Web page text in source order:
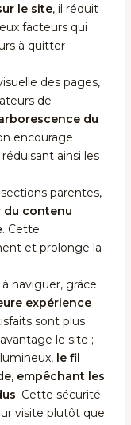
le site, il réduit
facteurs qui
à quitter
des pages,
de
du
encourage
ainsi les
parentes,
du contenu
. Cette
et prolonge la
naviguer, grâce
expérience
sont plus
le site ;
le fil
empêchant les
. Cette sécurité
visite plutôt que